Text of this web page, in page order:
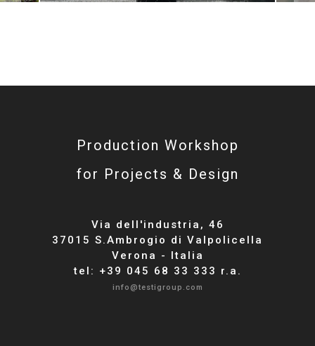
Production Workshop
for Projects & Design
Via dell'industria, 46
37015 S.Ambrogio di Valpolicella
Verona - Italia
tel: +39 045 68 33 333 r.a.
info@testigroup.com